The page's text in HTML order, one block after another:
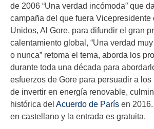
de 2006 “Una verdad incómoda” que
campaña del que fuera Vicepresidente
Unidos, Al Gore, para difundir el gran
calentamiento global, “Una verdad
o nunca” retoma el tema, aborda los
durante toda una década para
esfuerzos de Gore para persuadir a
de invertir en energía renovable,
histórica del Acuerdo de París en
en castellano y la entrada es gratuita.